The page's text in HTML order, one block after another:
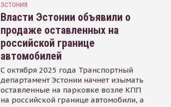
ЭСТОНИЯ
Власти Эстонии объявили о
продаже оставленных на
российской границе
автомобилей
С октября 2025 года Транспортный
департамент Эстонии начнет изымать
оставленные на парковке возле КПП
на российской границе автомобили, а